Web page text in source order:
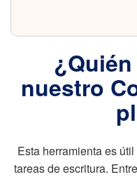
nuestro
Esta herramienta es
tareas de escritura.